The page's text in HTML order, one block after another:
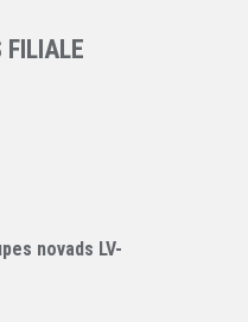
novads LV-